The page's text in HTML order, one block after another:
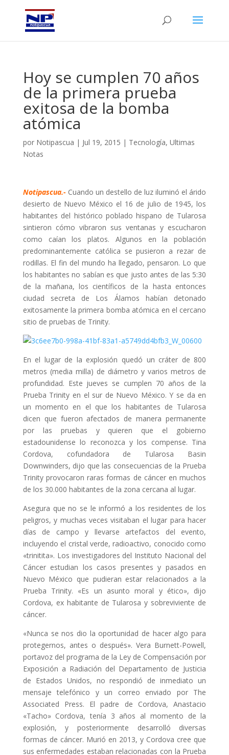
Hoy se cumplen 70 años
de la primera prueba
exitosa de la bomba
atómica
por Notipascua | Jul 19, 2015 | Tecnología, Ultimas
Notas
Notipascua.- Cuando un destello de luz iluminó el árido
desierto de Nuevo México el 16 de julio de 1945, los
habitantes del histórico poblado hispano de Tularosa
sintieron cómo vibraron sus ventanas y escucharon
como caían los platos. Algunos en la población
predominantemente católica se pusieron a rezar de
rodillas. El fin del mundo ha llegado, pensaron. Lo que
los habitantes no sabían es que justo antes de las 5:30
de la mañana, los científicos de la hasta entonces
ciudad secreta de Los Álamos habían detonado
exitosamente la primera bomba atómica en el cercano
sitio de pruebas de Trinity.
En el lugar de la explosión quedó un cráter de 800
metros (media milla) de diámetro y varios metros de
profundidad. Este jueves se cumplen 70 años de la
Prueba Trinity en el sur de Nuevo México. Y se da en
un momento en el que los habitantes de Tularosa
dicen que fueron afectados de manera permanente
por las pruebas y quieren que el gobierno
estadounidense lo reconozca y los compense. Tina
Cordova, cofundadora de Tularosa Basin
Downwinders, dijo que las consecuencias de la Prueba
Trinity provocaron raras formas de cáncer en muchos
de los 30.000 habitantes de la zona cercana al lugar.
Asegura que no se le informó a los residentes de los
peligros, y muchas veces visitaban el lugar para hacer
días de campo y llevarse artefactos del evento,
incluyendo el cristal verde, radioactivo, conocido como
«trinitita». Los investigadores del Instituto Nacional del
Cáncer estudian los casos presentes y pasados en
Nuevo México que pudieran estar relacionados a la
Prueba Trinity. «Es un asunto moral y ético», dijo
Cordova, ex habitante de Tularosa y sobreviviente de
cáncer.
«Nunca se nos dio la oportunidad de hacer algo para
protegernos, antes o después». Vera Burnett-Powell,
portavoz del programa de la Ley de Compensación por
Exposición a Radiación del Departamento de Justicia
de Estados Unidos, no respondió de inmediato un
mensaje telefónico y un correo enviado por The
Associated Press. El padre de Cordova, Anastacio
«Tacho» Cordova, tenía 3 años al momento de la
explosión, y posteriormente desarrolló diversas
formas de cáncer. Murió en 2013, y Cordova cree que
sus enfermedades estaban relacionadas con la Prueba